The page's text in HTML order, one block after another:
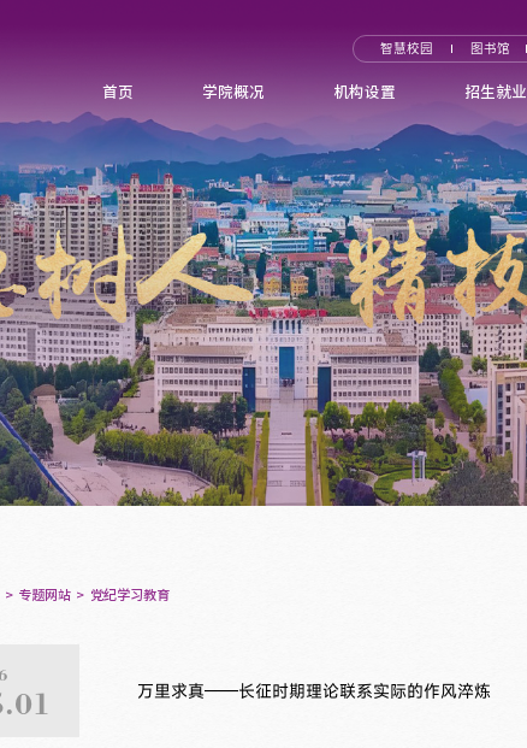
智慧校园 图书馆
首页 学院概况 机构设置 招生就业
专题网站 党纪学习教育
万里求真——长征时期理论联系实际的作风淬炼